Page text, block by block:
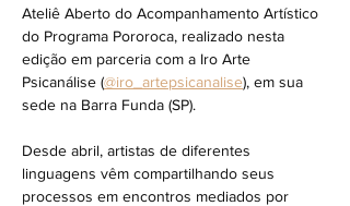
Ateliê Aberto do Acompanhamento Artístico
do Programa Pororoca, realizado nesta
edição em parceria com a Iro Arte
Psicanálise (@iro_artepsicanalise), em sua
sede na Barra Funda (SP).
Desde abril, artistas de diferentes
linguagens vêm compartilhando seus
processos em encontros mediados por